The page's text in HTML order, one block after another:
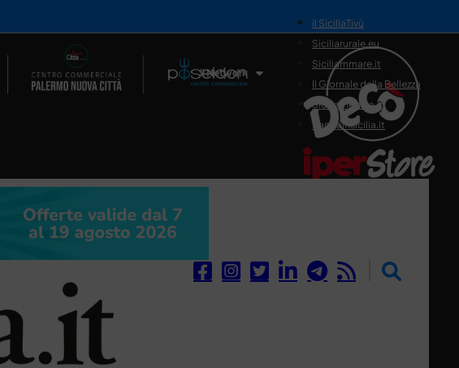
Il Network
il SiciliaTivù
Siciliarurale.eu
Siciliammare.it
Il Giornale della Bellezza
Siciliamedica.it
Sanitainsicilia.it